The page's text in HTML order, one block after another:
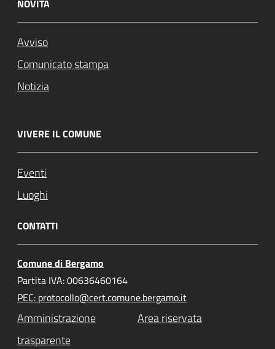
NOVITÀ
Avviso
Comunicato stampa
Notizia
VIVERE IL COMUNE
Eventi
Luoghi
CONTATTI
Comune di Bergamo
Partita IVA: 00636460164
PEC: protocollo@cert.comune.bergamo.it
Amministrazione
trasparente
Area riservata